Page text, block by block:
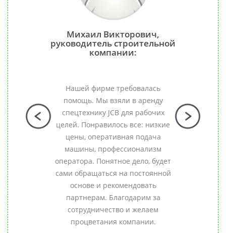
к
В
260
Михаил Викторович,
руководитель строительной
компании:
Нашей фирме требовалась
помощь. Мы взяли в аренду
спецтехнику JCB для рабочих
целей. Понравилось все: низкие
цены, оперативная подача
машины, профессионализм
оператора. Понятное дело, будет
сами обращаться на постоянной
основе и рекомендовать
партнерам. Благодарим за
сотрудничество и желаем
процветания компании.
Мне